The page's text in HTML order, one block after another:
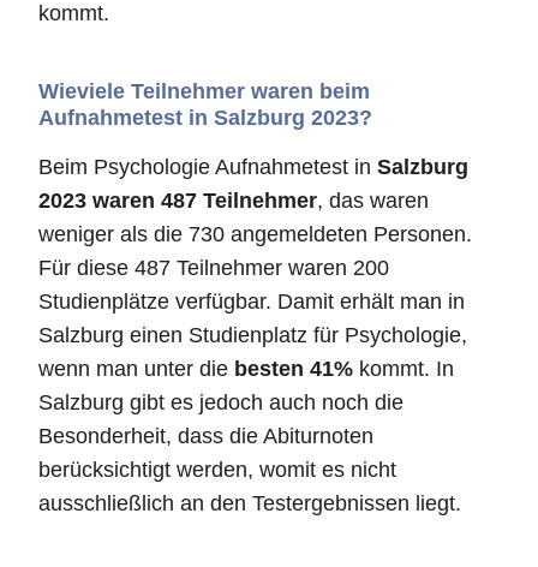
kommt.
Wieviele Teilnehmer waren beim
Aufnahmetest in Salzburg 2023?
Beim Psychologie Aufnahmetest in Salzburg
2023 waren 487 Teilnehmer, das waren
weniger als die 730 angemeldeten Personen.
Für diese 487 Teilnehmer waren 200
Studienplätze verfügbar. Damit erhält man in
Salzburg einen Studienplatz für Psychologie,
wenn man unter die besten 41% kommt. In
Salzburg gibt es jedoch auch noch die
Besonderheit, dass die Abiturnoten
berücksichtigt werden, womit es nicht
ausschließlich an den Testergebnissen liegt.